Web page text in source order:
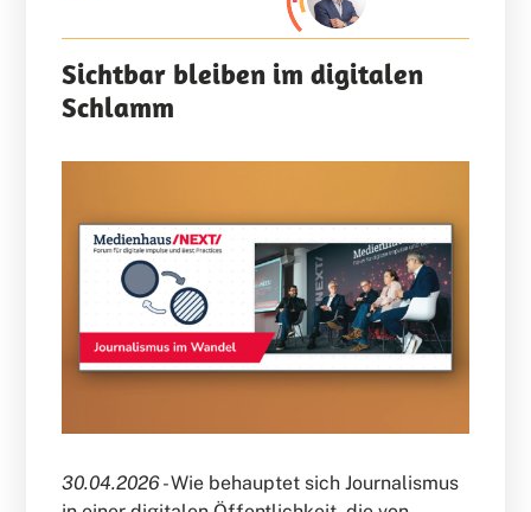
Sichtbar bleiben im digitalen
Schlamm
30.04.2026 -Wie behauptet sich Journalismus